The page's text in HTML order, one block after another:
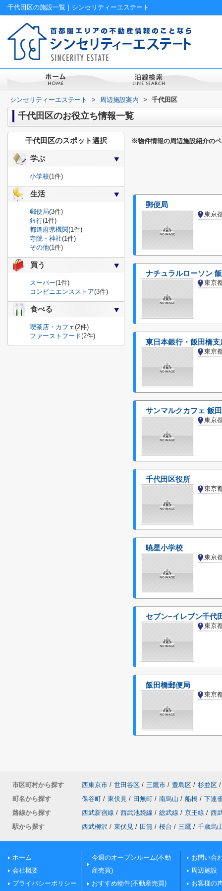
千代田区の施設一覧｜シンセリティーエステート
シンセリティーエステート > 周辺施設案内 > 千代田区
千代田区のお役立ち情報一覧
※物件情報の周辺施設紹介の
郵便局
東京
ナチュラルローソン
東京
東日本銀行・飯田橋支
東京
サンマルクカフェ 飯
東京
千代田区役所
東京
暁星小学校
東京
セブン−イレブン千代
東京
飯田橋郵便局
東京
千代田区のスポット選択
学ぶ
小学校(1件)
生活
郵便局(3件)
銀行(1件)
都道府県機関(1件)
寺院・神社(1件)
その他(1件)
買う
スーパー(1件)
コンビニエンスストア(3件)
食べる
喫茶店・カフェ(2件)
ファーストフード(2件)
市区町村から探す 西東京市 / 世田谷区 / 三鷹市 / 豊島区 / 杉並区 /
町名から探す
保谷町 / 東伏見 / 田無町 / 南烏山 / 船橋 / 下連
路線から探す
西武新宿線 / 西武池袋線 / 総武線 / 京王線 / 西
駅から探す
西武柳沢 / 東伏見 / 田無 / 桜台 / 三鷹 / 千歳烏
ホーム
会社概要
プライバシーポリシー
今週のオープンルーム(不動
産売買)
おすすめ物件(不動産売買)
お問い合
周辺施設
お客様の